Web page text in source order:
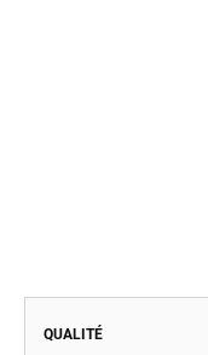
QUALITÉ